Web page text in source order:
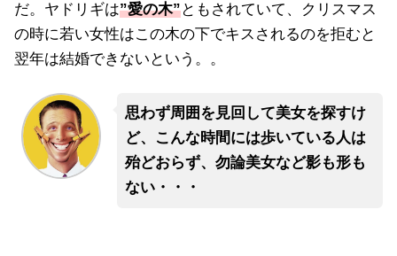
だ。ヤドリギは”愛の木”ともされていて、クリスマス
の時に若い女性はこの木の下でキスされるのを拒むと
翌年は結婚できないという。。
思わず周囲を見回して美女を探すけ
ど、こんな時間には歩いている人は
殆どおらず、勿論美女など影も形も
ない・・・